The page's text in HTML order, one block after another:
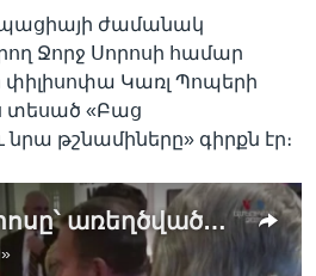
ժամանակ
Ջորջ Սորոսի համար
Կառլ Պոպերի
տեսած «Բաց
թշնամիները» գիրքն էր։
Ով է Ջո՞րջ Սորոսը՝ առեղծվածայի՞ն կերպար, թե՞ ազատականության ջատագով